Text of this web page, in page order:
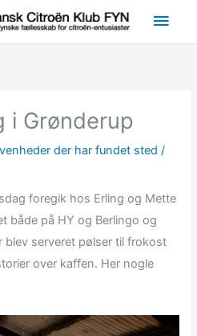
i Grønderup
der har fundet sted /
foregik hos Erling og Mette
både på HY og Berlingo og
blev serveret pølser til frokost
over kaffen. Her nogle